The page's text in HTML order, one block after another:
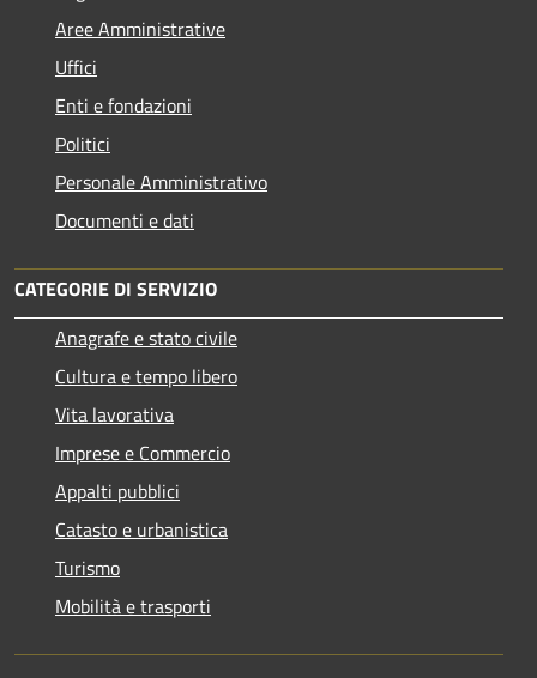
Aree Amministrative
Uffici
Enti e fondazioni
Politici
Personale Amministrativo
Documenti e dati
CATEGORIE DI SERVIZIO
Anagrafe e stato civile
Cultura e tempo libero
Vita lavorativa
Imprese e Commercio
Appalti pubblici
Catasto e urbanistica
Turismo
Mobilità e trasporti